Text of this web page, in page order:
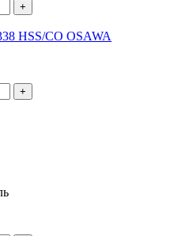
+
HSS/CO OSAWA
+